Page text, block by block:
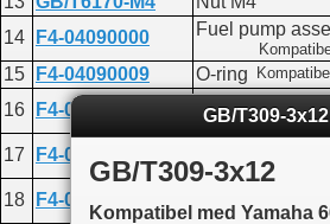
14
F4-04090000 Fuel pump
15 F4-04090009 O-ring
16 F4-04000031-2 Nylon clamp B
17 F4-04000028
18 F4-04000030
GB/T309-3x12
GB/T309-3x12
Kompatibel med Yamaha